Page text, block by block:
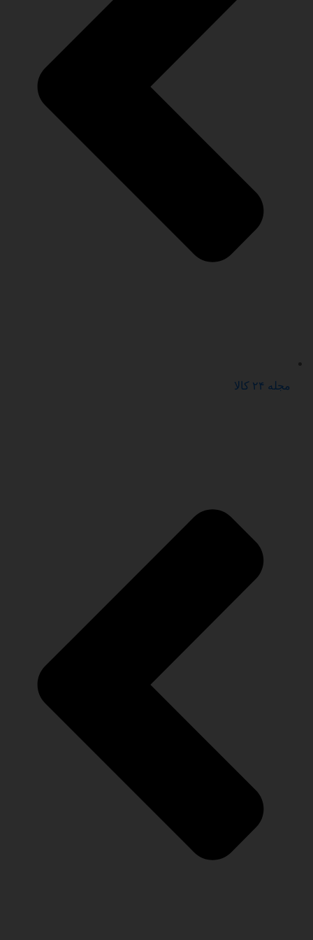
مجله ۲۴ کالا